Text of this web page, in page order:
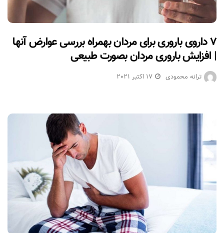
۷ داروی باروری برای مردان بهمراه بررسی عوارض آنها
| افزایش باروری مردان بصورت طبیعی
ترانه محمودی 17 اکتبر 2021